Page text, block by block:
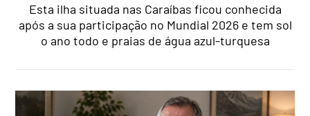
Esta ilha situada nas Caraíbas ficou conhecida
após a sua participação no Mundial 2026 e tem sol
o ano todo e praias de água azul-turquesa